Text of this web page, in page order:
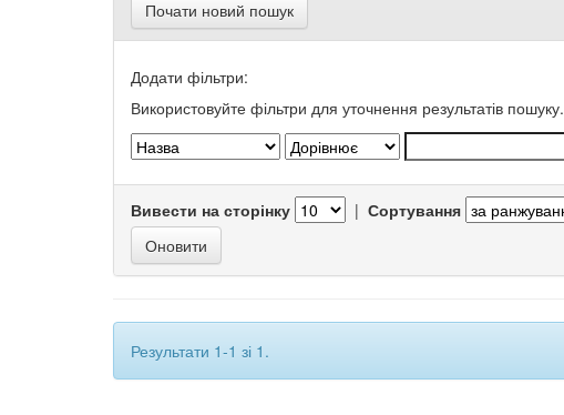
Почати новий пошук
Додати фільтри:
Використовуйте фільтри для уточнення результатів пошуку.
Вивести на сторінку | Сортування
Результати 1-1 зі 1.